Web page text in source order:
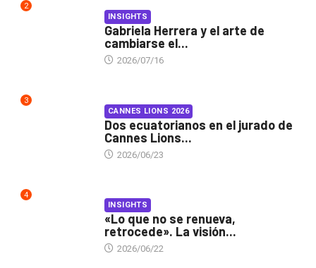
2
INSIGHTS
Gabriela Herrera y el arte de
cambiarse el...
2026/07/16
3
CANNES LIONS 2026
Dos ecuatorianos en el jurado de
Cannes Lions...
2026/06/23
4
INSIGHTS
«Lo que no se renueva,
retrocede». La visión...
2026/06/22